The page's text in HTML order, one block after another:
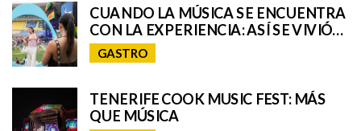
CUANDO LA MÚSICA SE ENCUENTRA
CON LA EXPERIENCIA: ASÍ SE VIVIÓ
EL UNIVERSO REMIX DE IQOS EN EL
GRANCA LIVE FEST
GASTRO
TENERIFE COOK MUSIC FEST: MÁS
QUE MÚSICA